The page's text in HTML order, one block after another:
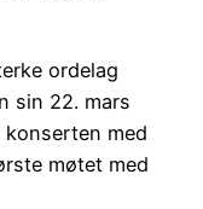
ordelag
sin 22. mars
med
møtet med